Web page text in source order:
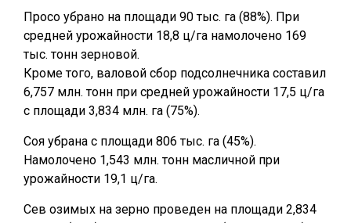
Просо убрано на площади 90 тыс. га (88%). При
средней урожайности 18,8 ц/га намолочено 169
тыс. тонн зерновой.
Кроме того, валовой сбор подсолнечника составил
6,757 млн. тонн при средней урожайности 17,5 ц/га
с площади 3,834 млн. га (75%).
Соя убрана с площади 806 тыс. га (45%).
Намолочено 1,543 млн. тонн масличной при
урожайности 19,1 ц/га.
Сев озимых на зерно проведен на площади 2,834